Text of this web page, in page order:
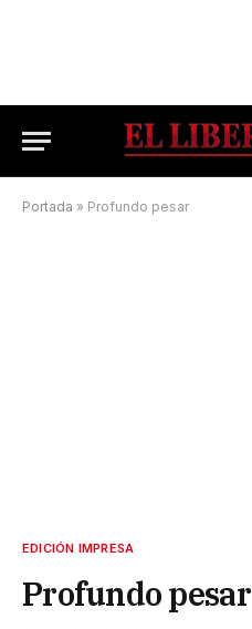
Portada » Profundo pesar
EDICIÓN IMPRESA
Profundo pesar